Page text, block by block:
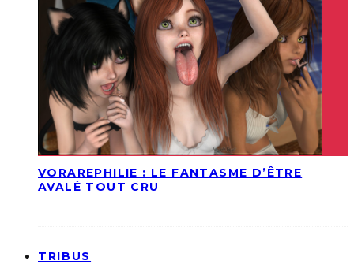
VORAREPHILIE : LE FANTASME D’ÊTRE
AVALÉ TOUT CRU
TRIBUS